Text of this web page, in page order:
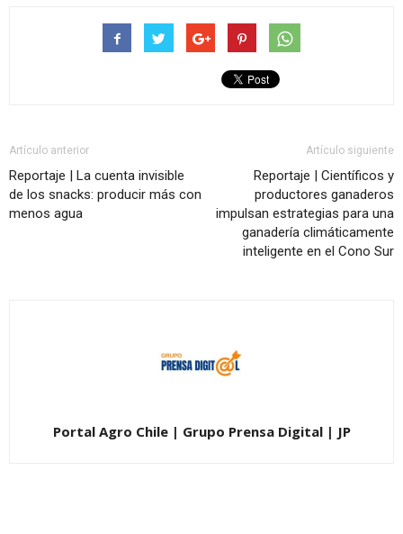
Artículo anterior
Reportaje | La cuenta invisible
de los snacks: producir más con
menos agua
Artículo siguiente
Reportaje | Científicos y
productores ganaderos
impulsan estrategias para una
ganadería climáticamente
inteligente en el Cono Sur
Portal Agro Chile | Grupo Prensa Digital | JP